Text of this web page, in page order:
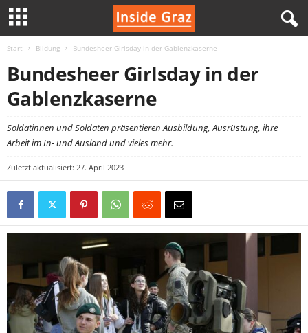
Start Bildung Bundesheer Girlsday in der Gablenzkaserne
Bundesheer Girlsday in der
Gablenzkaserne
Soldatinnen und Soldaten präsentieren Ausbildung, Ausrüstung, ihre
Arbeit im In- und Ausland und vieles mehr.
Zuletzt aktualisiert: 27. April 2023